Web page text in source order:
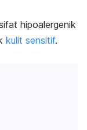
hipoalergenik
kulit sensitif.